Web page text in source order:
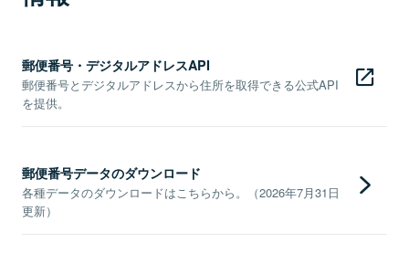
郵便番号・デジタルアドレスAPI
郵便番号とデジタルアドレスから住所を取得できる公式API
を提供。
郵便番号データのダウンロード
各種データのダウンロードはこちらから。（2026年7月31日
更新）